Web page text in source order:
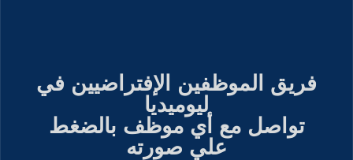
فريق الموظفين الإفتراضيين في
ليوميديا
تواصل مع أي موظف بالضغط
علي صورته